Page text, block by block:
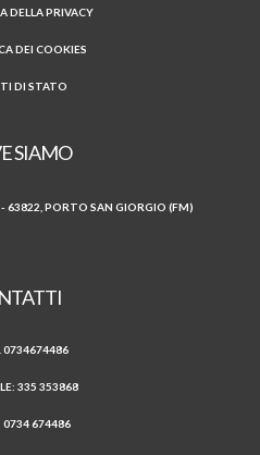
DELLA PRIVACY
DEI COOKIES
DI STATO
SIAMO
63822, PORTO SAN GIORGIO (FM)
0734674486
335 353868
0734 674486